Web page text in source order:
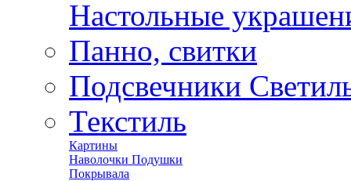
Настольные
Панно, свитки
Подсвечники
Текстиль
Картины
Наволочки Подушки
Покрывала